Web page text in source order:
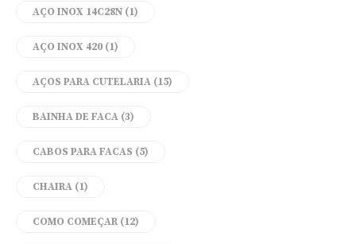
AÇO INOX 14C28N (1)
AÇO INOX 420 (1)
AÇOS PARA CUTELARIA (15)
BAINHA DE FACA (3)
CABOS PARA FACAS (5)
CHAIRA (1)
COMO COMEÇAR (12)